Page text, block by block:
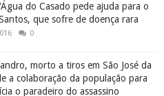
do Casado pede ajuda para o
que sofre de doença rara
0
morto a tiros em São José da
a colaboração da população para
o paradeiro do assassino